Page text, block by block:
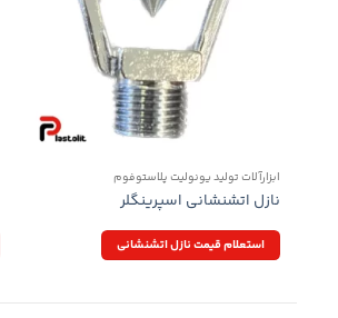
ابزارآلات تولید یونولیت پلاستوفوم
نازل اتشنشانی اسپرینگلر
استعلام قیمت نازل اتشنشانی